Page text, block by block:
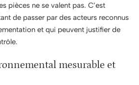
pièces ne se valent pas. C’est
de passer par des acteurs reconnus
et qui peuvent justifier de
mesurable et